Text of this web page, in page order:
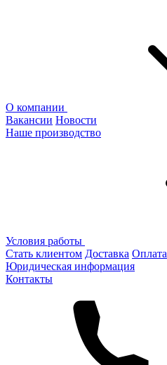
О компании
Вакансии Новости
Наше производство
Условия работы
Стать клиентом Доставка Оплата
Юридическая информация
Контакты